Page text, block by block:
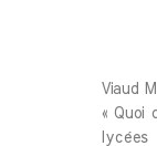
Viaud
« Quoi